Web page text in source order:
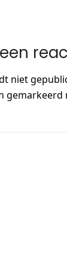
niet
gemarkeerd